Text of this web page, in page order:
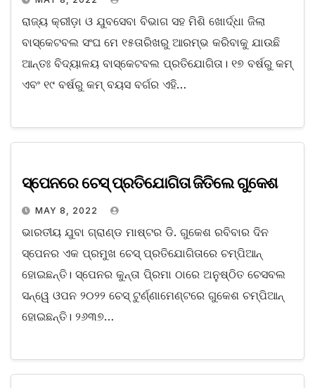
ରାଜ୍ୟ କ୍ରୀଡ଼ା ଓ ଯୁବସେବା ବିଭାଗ ସହ ମିଶି ଖୋର୍ଦ୍ଧା ଜିଲା
ବାସ୍କେଟବଲ ସଂଘ ମେ ୧୫ତାରିଖରୁ ଆରମ୍ଭ କରିବାକୁ ଯାଉଛି
ଆନ୍ତଃ ବିଦ୍ୟାଳୟ ବାସ୍କେଟବଲ ପ୍ରତିଯୋଗିତା। ୧୭ ବର୍ଷରୁ କମ୍‌
ଏବଂ ୧୯ ବର୍ଷରୁ କମ୍‌ ବୟସ ବର୍ଗର ଏହି…
ସ୍ପେନରେ ଚେସ୍‌ ପ୍ରତିଯୋଗିତା ଜିତିଲେ ଗୁକେଶ
MAY 8, 2022
ଭାରତୀୟ ଯୁବା ଗ୍ରାଣ୍ଡ ମାଷ୍ଟର ଡି. ଗୁକେଶ ରବିବାର ଦିନ
ସ୍ପେନର ଏକ ପ୍ରମୁଖ ଚେସ୍‌ ପ୍ରତିଯୋଗିତାରେ ଚମ୍ପିଆନ୍‌
ହୋଇଛନ୍ତି। ସ୍ପେନର କୁନ୍ତା ପି୍ରମା ଠାରେ ଅନୁଷ୍ଠିତ ଚେସବଲ
ସନ୍‌ୱେ ଓପନ ୨୦୨୨ ଚେସ୍‌ ଟୁର୍ଣ୍ଣାମେଣ୍ଟରେ ଗୁକେଶ ଚମ୍ପିଆନ୍‌
ହୋଇଛନ୍ତି। ୨୬୩୭…